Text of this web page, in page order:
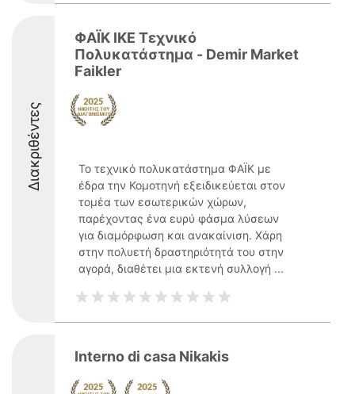
Διακριθέντες
ΦΑΪΚ ΙΚΕ Τεχνικό
Πολυκατάστημα - Demir Market
Faikler
Το τεχνικό πολυκατάστημα ΦΑΪΚ με
έδρα την Κομοτηνή εξειδικεύεται στον
τομέα των εσωτερικών χώρων,
παρέχοντας ένα ευρύ φάσμα λύσεων
για διαμόρφωση και ανακαίνιση. Χάρη
στην πολυετή δραστηριότητά του στην
αγορά, διαθέτει μια εκτενή συλλογή ...
Interno di casa Nikakis